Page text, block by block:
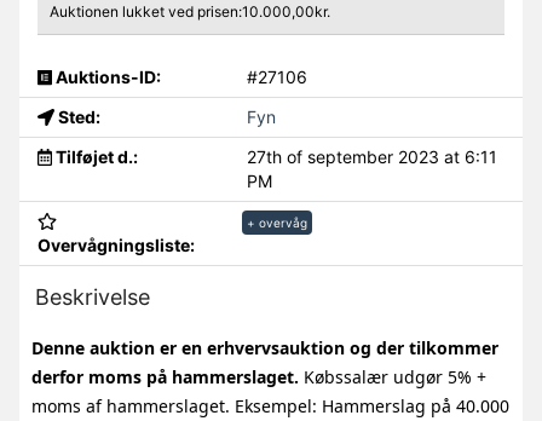
Auktionen lukket ved prisen:10.000,00kr.
Auktions-ID:
#27106
Sted:
Fyn
Tilføjet d.:
27th of september 2023 at 6:11
PM
Overvågningsliste:
+ overvåg
Beskrivelse
Denne auktion er en erhvervsauktion og der tilkommer
derfor moms på hammerslaget. Købssalær udgør 5% +
moms af hammerslaget. Eksempel: Hammerslag på 40.000